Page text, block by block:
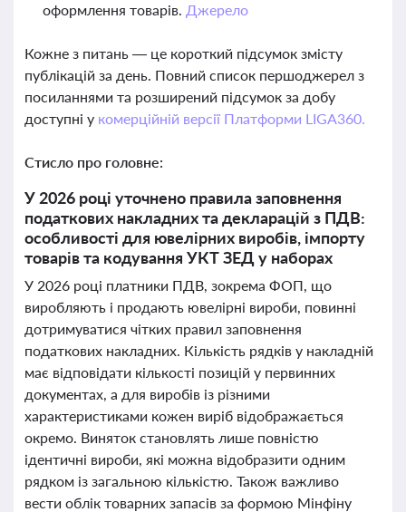
оформлення товарів. Джерело
Кожне з питань — це короткий підсумок змісту
публікацій за день. Повний список першоджерел з
посиланнями та розширений підсумок за добу
доступні у комерційній версії Платформи LIGA360.
Стисло про головне:
У 2026 році уточнено правила заповнення
податкових накладних та декларацій з ПДВ:
особливості для ювелірних виробів, імпорту
товарів та кодування УКТ ЗЕД у наборах
У 2026 році платники ПДВ, зокрема ФОП, що
виробляють і продають ювелірні вироби, повинні
дотримуватися чітких правил заповнення
податкових накладних. Кількість рядків у накладній
має відповідати кількості позицій у первинних
документах, а для виробів із різними
характеристиками кожен виріб відображається
окремо. Виняток становлять лише повністю
ідентичні вироби, які можна відобразити одним
рядком із загальною кількістю. Також важливо
вести облік товарних запасів за формою Мінфіну